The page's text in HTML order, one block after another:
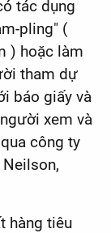
tác dụng
pling" (
) hoặc làm
tham dự
báo giấy và
xem và
công ty
hàng tiêu